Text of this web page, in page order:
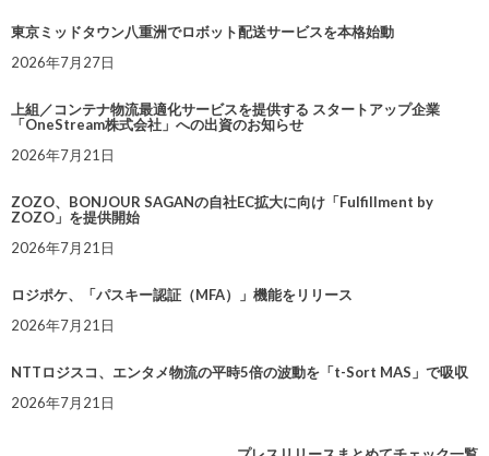
東京ミッドタウン八重洲でロボット配送サービスを本格始動
2026年7月27日
上組／コンテナ物流最適化サービスを提供する スタートアップ企業
「OneStream株式会社」への出資のお知らせ
2026年7月21日
ZOZO、BONJOUR SAGANの自社EC拡大に向け「Fulfillment by
ZOZO」を提供開始
2026年7月21日
ロジポケ、「パスキー認証（MFA）」機能をリリース
2026年7月21日
NTTロジスコ、エンタメ物流の平時5倍の波動を「t-Sort MAS」で吸収
2026年7月21日